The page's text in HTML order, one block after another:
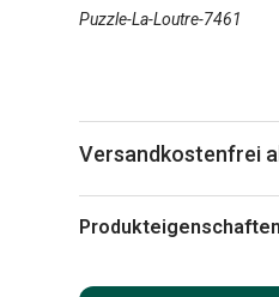
Puzzle-La-Loutre-7461
Versandkostenfrei
Produkteigenschaften